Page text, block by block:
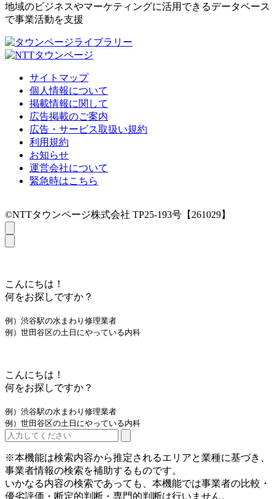
地域のビジネスやマーケティングに活用できるデータベース
で事業活動を支援
サイトマップ
個人情報について
掲載情報に関して
広告掲載のご案内
広告・サービス取扱い規約
利用規約
お知らせ
運営会社について
緊急時はこちら
©NTTタウンページ株式会社 TP25-193号【261029】
こんにちは！
何をお探しですか？
例）渋谷駅の水まわり修理業者
例）世田谷区の土日にやっている内科
こんにちは！
何をお探しですか？
例）渋谷駅の水まわり修理業者
例）世田谷区の土日にやっている内科
※本機能は検索内容から推定されるエリアと業種に基づき、
事業者情報の検索を補助するものです。
いかなる内容の検索であっても、本機能では事業者の比較・
優劣評価・断定的判断・専門的判断は行いません。